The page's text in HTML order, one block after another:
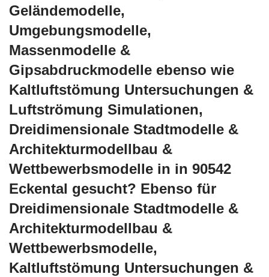
Geländemodelle,
Umgebungsmodelle,
Massenmodelle &
Gipsabdruckmodelle ebenso wie
Kaltluftstömung Untersuchungen &
Luftströmung Simulationen,
Dreidimensionale Stadtmodelle &
Architekturmodellbau &
Wettbewerbsmodelle in in 90542
Eckental gesucht? Ebenso für
Dreidimensionale Stadtmodelle &
Architekturmodellbau &
Wettbewerbsmodelle,
Kaltluftstömung Untersuchungen &